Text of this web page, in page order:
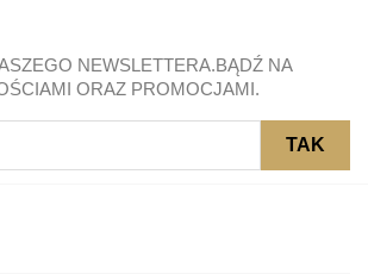
NEWSLETTERA.BĄDŹ NA
ORAZ PROMOCJAMI.